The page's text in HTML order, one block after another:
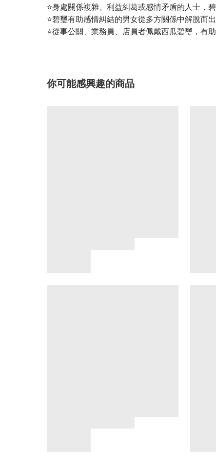
⭐身處關係複雜、利益糾葛或感情矛盾的人士，
⭐碧璽有助感情糾結的男女從多方關係中解脫而
⭐從事公關、業務員、店員者佩戴西瓜碧璽，有
你可能感興趣的商品